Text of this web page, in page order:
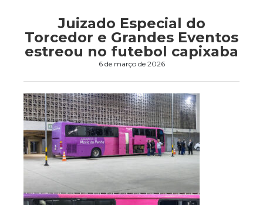
Juizado Especial do
Torcedor e Grandes Eventos
estreou no futebol capixaba
6 de março de 2026